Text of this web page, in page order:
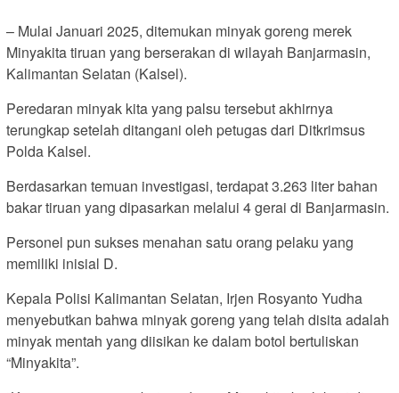
– Mulai Januari 2025, ditemukan minyak goreng merek
Minyakita tiruan yang berserakan di wilayah Banjarmasin,
Kalimantan Selatan (Kalsel).
Peredaran minyak kita yang palsu tersebut akhirnya
terungkap setelah ditangani oleh petugas dari Ditkrimsus
Polda Kalsel.
Berdasarkan temuan investigasi, terdapat 3.263 liter bahan
bakar tiruan yang dipasarkan melalui 4 gerai di Banjarmasin.
Personel pun sukses menahan satu orang pelaku yang
memiliki inisial D.
Kepala Polisi Kalimantan Selatan, Irjen Rosyanto Yudha
menyebutkan bahwa minyak goreng yang telah disita adalah
minyak mentah yang diisikan ke dalam botol bertuliskan
“Minyakita”.